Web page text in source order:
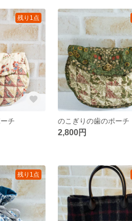
残り1点
チ のこぎりの歯のポーチ
2,800円
残り1点